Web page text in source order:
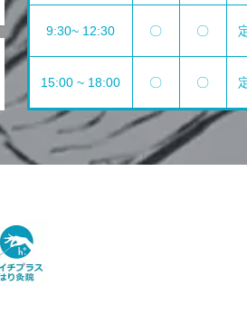
9:30~ 12:30 〇 〇
15:00 ~ 18:00 〇 〇